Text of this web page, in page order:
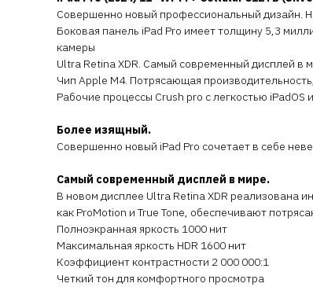
Совершенно новый профессиональный дизайн.
Боковая панель iPad Pro имеет толщину 5,3
камеры
Ultra Retina XDR. Самый современный дисплей в
Чип Apple M4. Потрясающая
Рабочие процессы Crush pro с легкостью
Более изящный.
Совершенно новый iPad Pro сочетает в себе
Самый современный дисплей в мире.
В новом дисплее Ultra Retina XDR реализована
как ProMotion и True Tone, обеспечивают
Полноэкранная яркость 1000 нит
Максимальная яркость HDR 1600 нит
Коэффициент контрастности 2 000 000:1
Четкий тон для комфортного просмотра